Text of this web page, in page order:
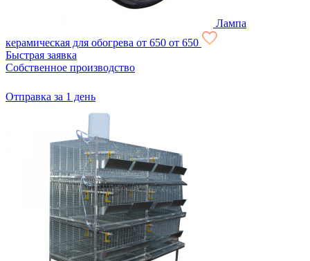
Лампа
керамическая для обогрева от 650 от 650
Быстрая заявка
Собственное производство
Отправка за 1 день